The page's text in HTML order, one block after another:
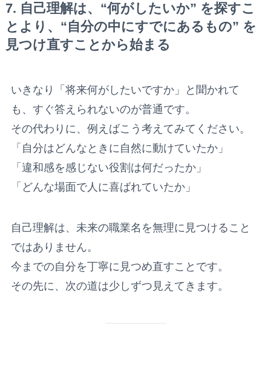
7. 自己理解は、“何がしたいか” を探すこ
とより、“自分の中にすでにあるもの” を
見つけ直すことから始まる
いきなり「将来何がしたいですか」と聞かれて
も、すぐ答えられないのが普通です。
その代わりに、例えばこう考えてみてください。
「自分はどんなときに自然に動けていたか」
「違和感を感じない役割は何だったか」
「どんな場面で人に喜ばれていたか」
自己理解は、未来の職業名を無理に見つけること
ではありません。
今までの自分を丁寧に見つめ直すことです。
その先に、次の道は少しずつ見えてきます。